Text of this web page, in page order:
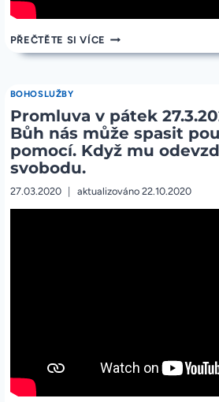
PŘEČTĚTE SI VÍCE PROMLUVA
–
VZKŘÍŠENÍ
LAZARA
BOHOSLUŽBY
Promluva v pátek
Bůh nás může spasit
pomocí. Když mu
svobodu.
27.03.2020 aktualizováno 22.10.2020